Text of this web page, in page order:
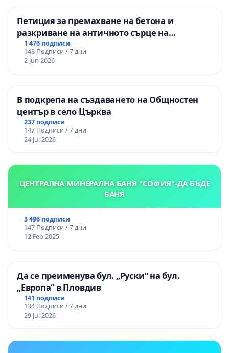
Петиция за премахване на бетона и
разкриване на античното сърце на
Могиланската могила във Враца
1 476 подписи
148 Подписи / 7 дни
2 Jun 2026
В подкрепа на създаването на Общностен
център в село Църква
237 подписи
147 Подписи / 7 дни
24 Jul 2026
ЦЕНТРАЛНА МИНЕРАЛНА БАНЯ "СОФИЯ"-ДА БЪДЕ
БАНЯ
3 496 подписи
147 Подписи / 7 дни
12 Feb 2025
Да се преименува бул. „Руски“ на бул.
„Европа“ в Пловдив
141 подписи
134 Подписи / 7 дни
29 Jul 2026